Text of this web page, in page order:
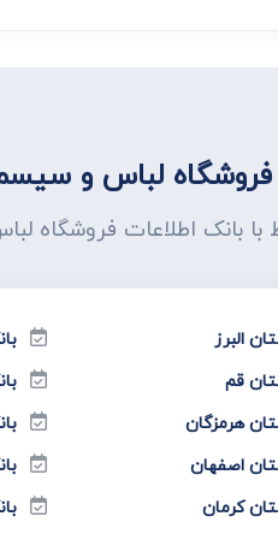
لباس و
با بانک اطلاعات
البرز
قم
هرمزگان
اصفهان
کرمان